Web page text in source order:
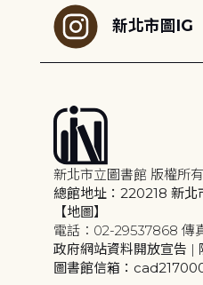
新北市圖IG
新北市立圖書館 版權所有
總館地址：220218 新北
【地圖】
電話：02-29537868 傳
政府網站資料開放宣告 |
圖書館信箱：